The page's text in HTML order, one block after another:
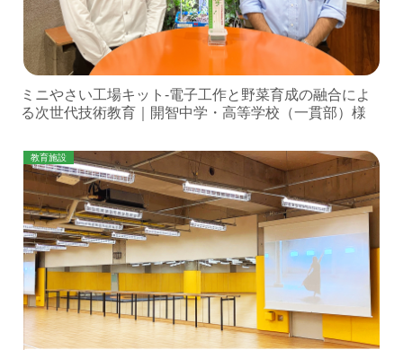
ミニやさい工場キット-電子工作と野菜育成の融合によ
る次世代技術教育｜開智中学・高等学校（一貫部）様
教育施設